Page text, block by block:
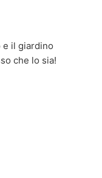
il giardino
che lo sia!